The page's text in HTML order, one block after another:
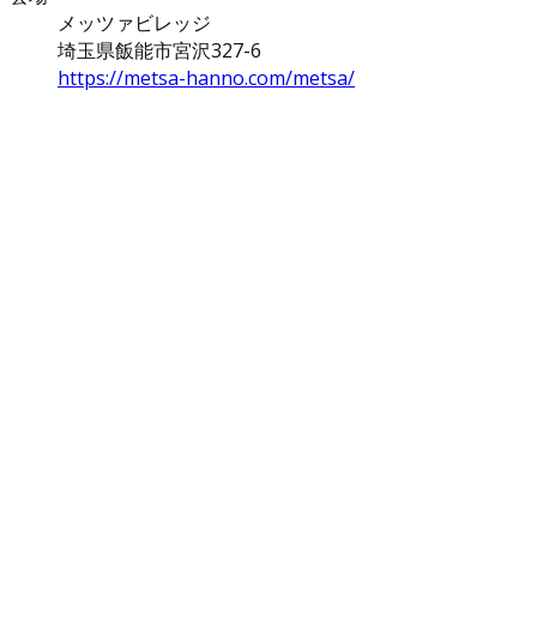
メッツァビレッジ
埼玉県飯能市宮沢327-6
https://metsa-hanno.com/metsa/